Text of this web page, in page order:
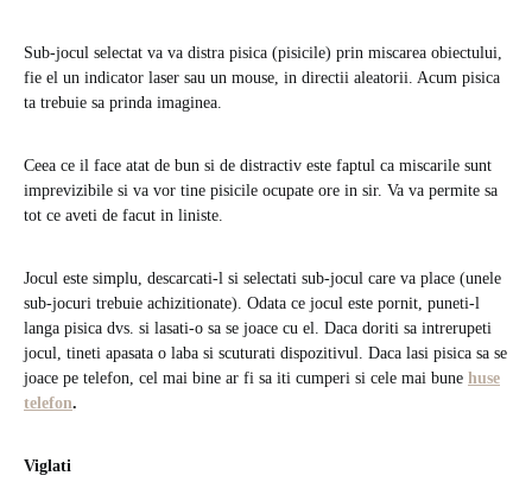
Sub-jocul selectat va va distra pisica (pisicile) prin miscarea obiectului,
fie el un indicator laser sau un mouse, in directii aleatorii. Acum pisica
ta trebuie sa prinda imaginea.
Ceea ce il face atat de bun si de distractiv este faptul ca miscarile sunt
imprevizibile si va vor tine pisicile ocupate ore in sir. Va va permite sa
tot ce aveti de facut in liniste.
Jocul este simplu, descarcati-l si selectati sub-jocul care va place (unele
sub-jocuri trebuie achizitionate). Odata ce jocul este pornit, puneti-l
langa pisica dvs. si lasati-o sa se joace cu el. Daca doriti sa intrerupeti
jocul, tineti apasata o laba si scuturati dispozitivul. Daca lasi pisica sa se
joace pe telefon, cel mai bine ar fi sa iti cumperi si cele mai bune huse
telefon.
Viglati